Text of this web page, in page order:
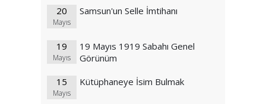
20
Mayıs
Samsun'un Selle İmtihanı
19
Mayıs
19 Mayıs 1919 Sabahı Genel
Görünüm
15
Mayıs
Kütüphaneye İsim Bulmak